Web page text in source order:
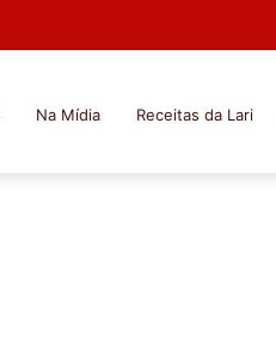
Na Mídia Receitas da Lari